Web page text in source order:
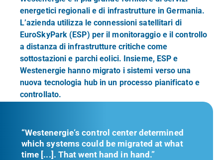
energetici regionali e di infrastrutture in Germania.
L’azienda utilizza le connessioni satellitari di
EuroSkyPark (ESP) per il monitoraggio e il controllo
a distanza di infrastrutture critiche come
sottostazioni e parchi eolici. Insieme, ESP e
Westenergie hanno migrato i sistemi verso una
nuova tecnologia hub in un processo pianificato e
controllato.
“Westenergie‘s control center determined
which systems could be migrated at what
time [...]. That went hand in hand.”